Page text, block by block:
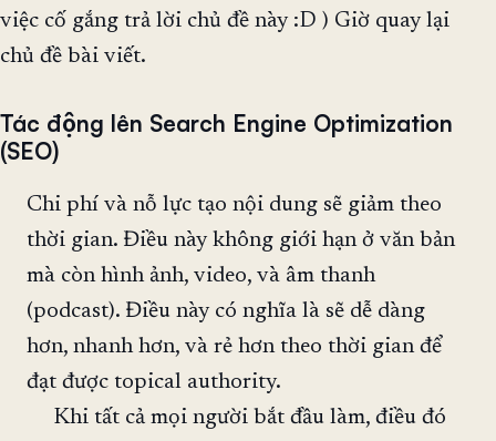
việc cố gắng trả lời chủ đề này :D ) Giờ quay lại
chủ đề bài viết.
Tác động lên Search Engine Optimization
(SEO)
Chi phí và nỗ lực tạo nội dung sẽ giảm theo
thời gian. Điều này không giới hạn ở văn bản
mà còn hình ảnh, video, và âm thanh
(podcast). Điều này có nghĩa là sẽ dễ dàng
hơn, nhanh hơn, và rẻ hơn theo thời gian để
đạt được topical authority.
Khi tất cả mọi người bắt đầu làm, điều đó